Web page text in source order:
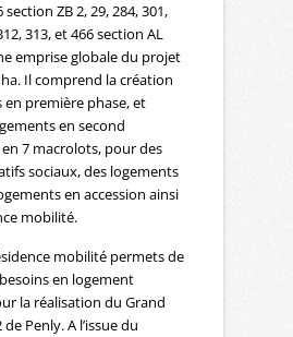
ZB 2, 29, 284, 301,
313, et 466 section AL
emprise globale du projet
Il comprend la création
en première phase, et
en second
7 macrolots, pour des
sociaux, des logements
en accession ainsi
mobilité.
mobilité permets de
en logement
la réalisation du Grand
Penly. A l’issue du